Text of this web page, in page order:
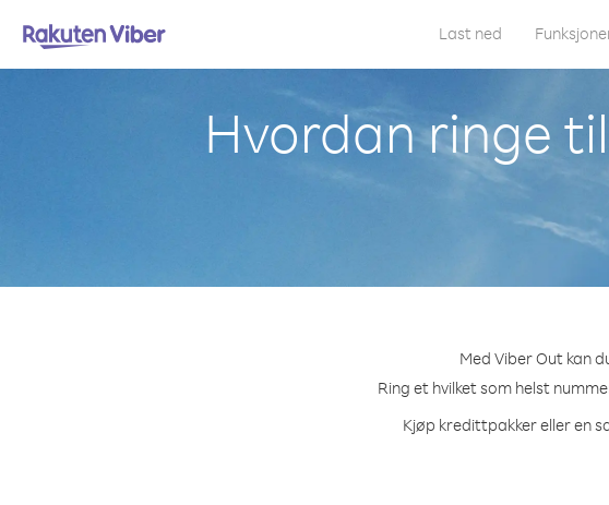
Last ned
Hvordan ringe
Med Viber Out kan
Ring et hvilket som helst
Kjøp kredittpakker eller en